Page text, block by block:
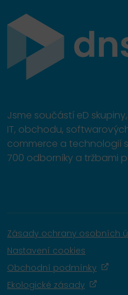
Jsme součástí eD
IT, obchodu,
commerce a technologií
700 odborníky a tržbami
Zásady ochrany osobních
Nastavení cookies
Obchodní podmínky
Ekologické zásady